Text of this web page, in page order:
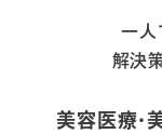
一人
解決
美容医療・